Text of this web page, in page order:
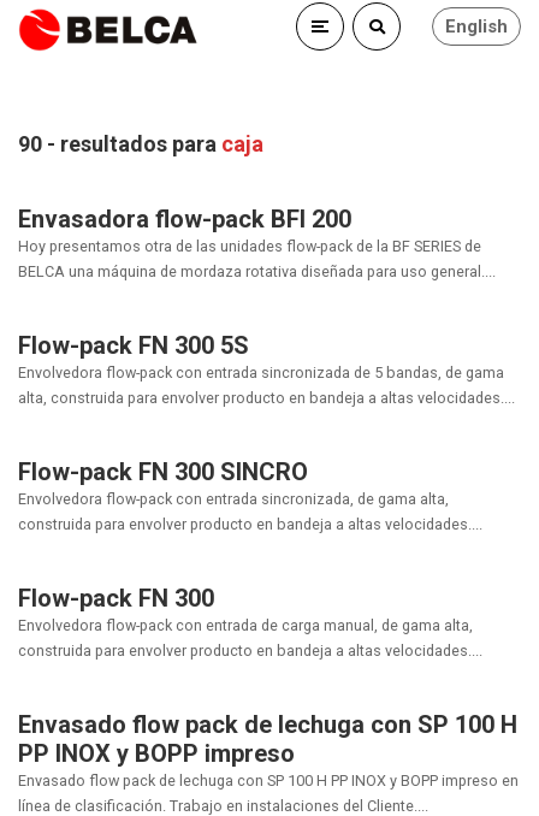
English
90 - resultados para caja
Envasadora flow-pack BFI 200
Hoy presentamos otra de las unidades flow-pack de la BF SERIES de
BELCA una máquina de mordaza rotativa diseñada para uso general....
Flow-pack FN 300 5S
Envolvedora flow-pack con entrada sincronizada de 5 bandas, de gama
alta, construida para envolver producto en bandeja a altas velocidades....
Flow-pack FN 300 SINCRO
Envolvedora flow-pack con entrada sincronizada, de gama alta,
construida para envolver producto en bandeja a altas velocidades....
Flow-pack FN 300
Envolvedora flow-pack con entrada de carga manual, de gama alta,
construida para envolver producto en bandeja a altas velocidades....
Envasado flow pack de lechuga con SP 100 H
PP INOX y BOPP impreso
Envasado flow pack de lechuga con SP 100 H PP INOX y BOPP impreso en
línea de clasificación. Trabajo en instalaciones del Cliente....